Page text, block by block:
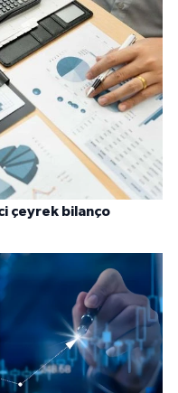
çeyrek bilanço